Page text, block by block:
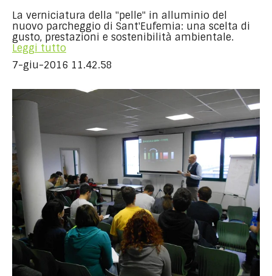
La verniciatura della "pelle" in alluminio del
nuovo parcheggio di Sant'Eufemia: una scelta di
gusto, prestazioni e sostenibilità ambientale.
Leggi tutto
7-giu-2016 11.42.58